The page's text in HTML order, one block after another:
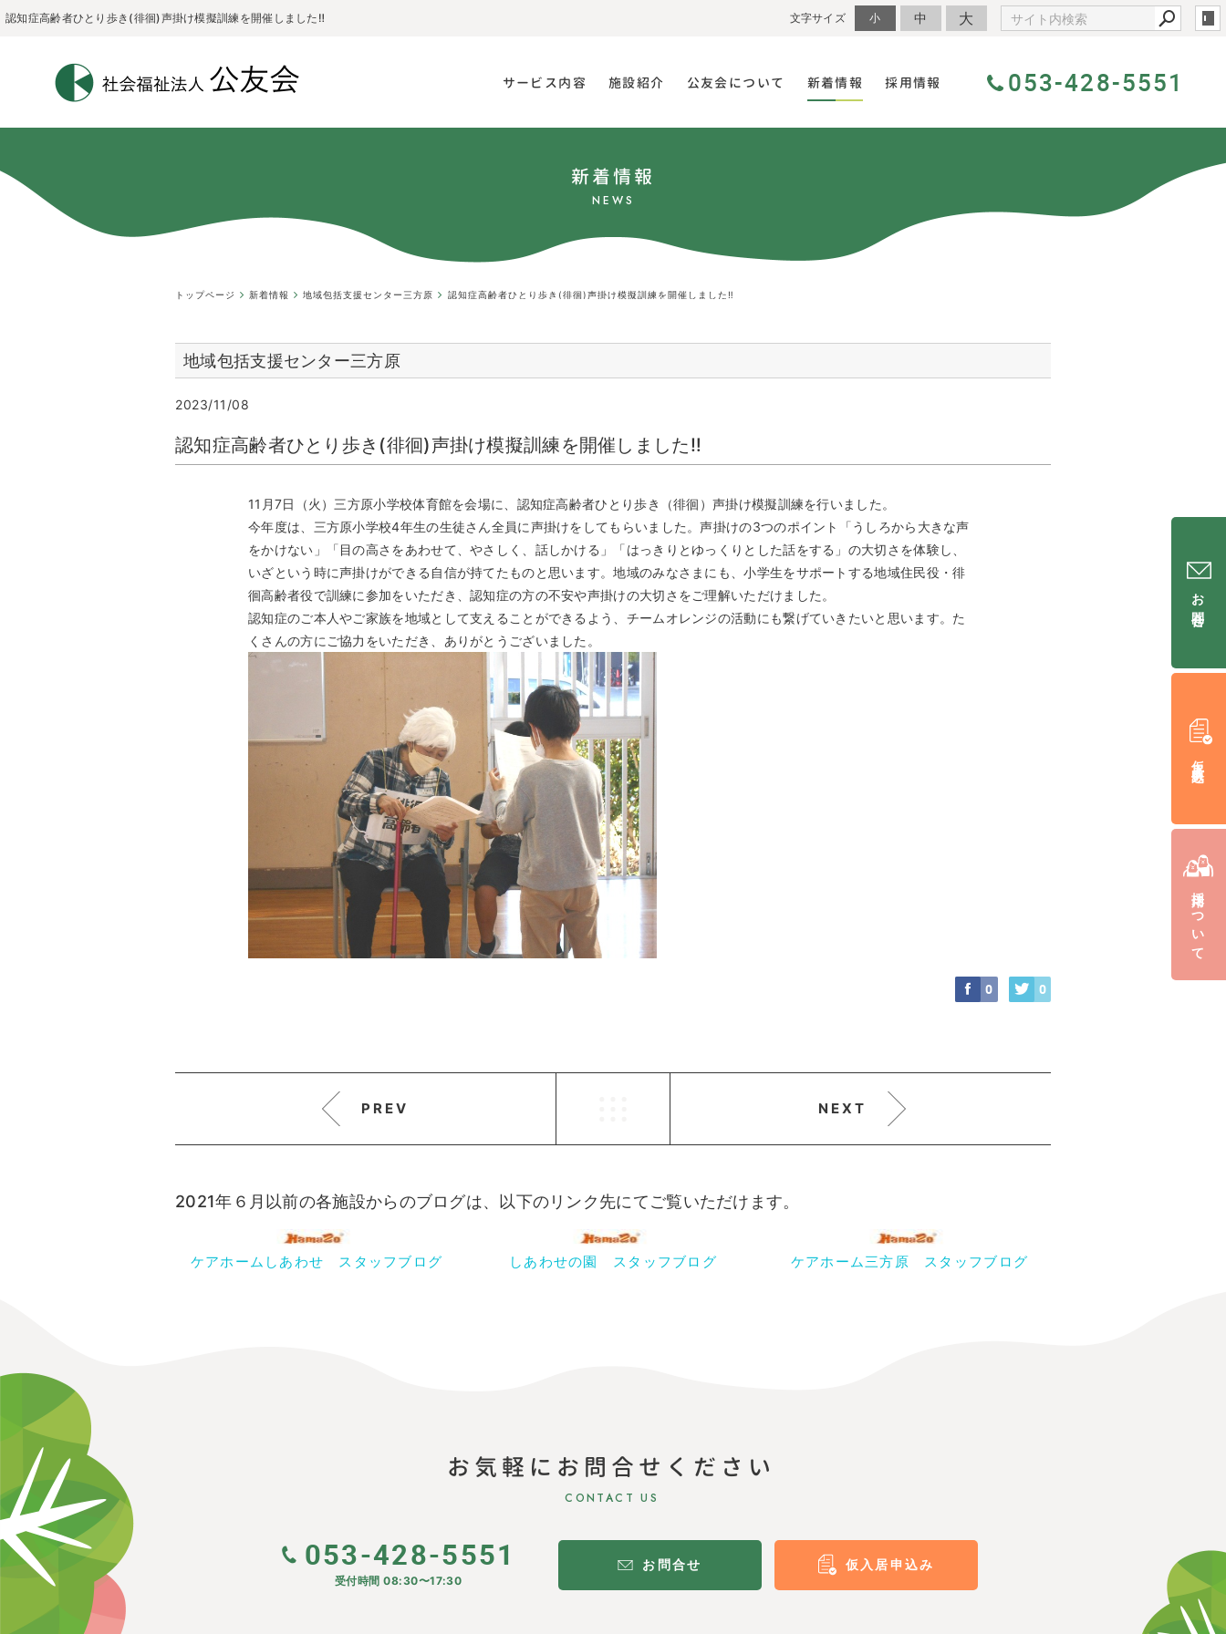
認知症高齢者ひとり歩き(徘徊)声掛け模擬訓練を開催しました‼ 文字サイズ 小 中 大
サービス内容 施設紹介 公友会について 新着情報 採用情報 053-428-5551
新着情報
NEWS
トップページ 新着情報 地域包括支援センター三方原 認知症高齢者ひとり歩き(徘徊)声掛け模擬訓練を開催しました‼
地域包括支援センター三方原
2023/11/08
認知症高齢者ひとり歩き(徘徊)声掛け模擬訓練を開催しました‼
11月7日（火）三方原小学校体育館を会場に、認知症高齢者ひとり歩き（徘徊）声掛け模擬訓練を行いました。
今年度は、三方原小学校4年生の生徒さん全員に声掛けをしてもらいました。声掛けの3つのポイント「うしろから大きな声
をかけない」「目の高さをあわせて、やさしく、話しかける」「はっきりとゆっくりとした話をする」の大切さを体験し、
いざという時に声掛けができる自信が持てたものと思います。地域のみなさまにも、小学生をサポートする地域住民役・徘
徊高齢者役で訓練に参加をいただき、認知症の方の不安や声掛けの大切さをご理解いただけました。
認知症のご本人やご家族を地域として支えることができるよう、チームオレンジの活動にも繋げていきたいと思います。た
くさんの方にご協力をいただき、ありがとうございました。
0 0
PREV NEXT
2021年６月以前の各施設からのブログは、以下のリンク先にてご覧いただけます。
ケアホームしあわせ スタッフブログ しあわせの園 スタッフブログ ケアホーム三方原 スタッフブログ
お問合せ
仮入居申込み
採用について
お気軽にお問合せください
CONTACT US
053-428-5551
受付時間 08:30〜17:30
お問合せ 仮入居申込み